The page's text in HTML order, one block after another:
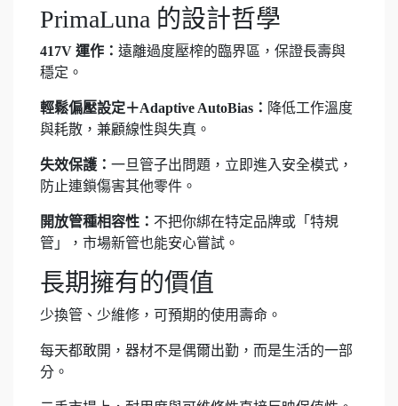
PrimaLuna 的設計哲學
417V 運作： 遠離過度壓榨的臨界區，保證長壽與
穩定。
輕鬆偏壓設定＋Adaptive AutoBias： 降低工作溫度
與耗散，兼顧線性與失真。
失效保護： 一旦管子出問題，立即進入安全模式，
防止連鎖傷害其他零件。
開放管種相容性： 不把你綁在特定品牌或「特規
管」，市場新管也能安心嘗試。
長期擁有的價值
少換管、少維修，可預期的使用壽命。
每天都敢開，器材不是偶爾出勤，而是生活的一部
分。